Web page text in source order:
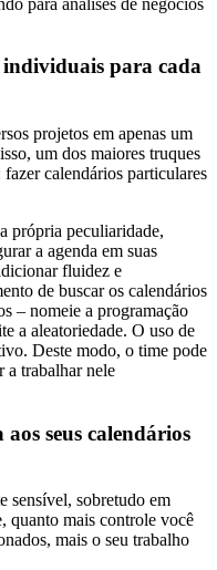
para cada
projetos em apenas um
um dos maiores truques
calendários particulares
própria peculiaridade,
a agenda em suas
fluidez e
de buscar os calendários
– nomeie a programação
a aleatoriedade. O uso de
Deste modo, o time pode
a trabalhar nele
seus calendários
sensível, sobretudo em
quanto mais controle você
mais o seu trabalho